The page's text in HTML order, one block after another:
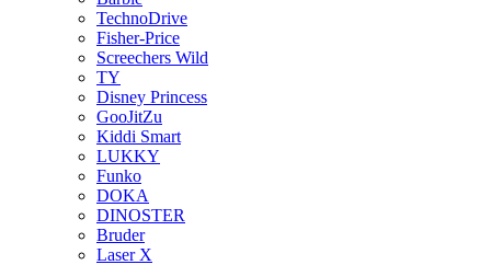
TechnoDrive
Fisher-Price
Screechers Wild
TY
Disney Princess
GooJitZu
Kiddi Smart
LUKKY
Funko
DOKA
DINOSTER
Bruder
Laser X